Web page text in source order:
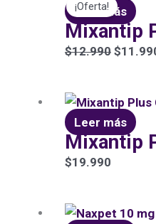
¡Oferta!
Leer más
Mixantip
$12.990
precio
original
era:
$
Leer más
Mixantip
$19.990